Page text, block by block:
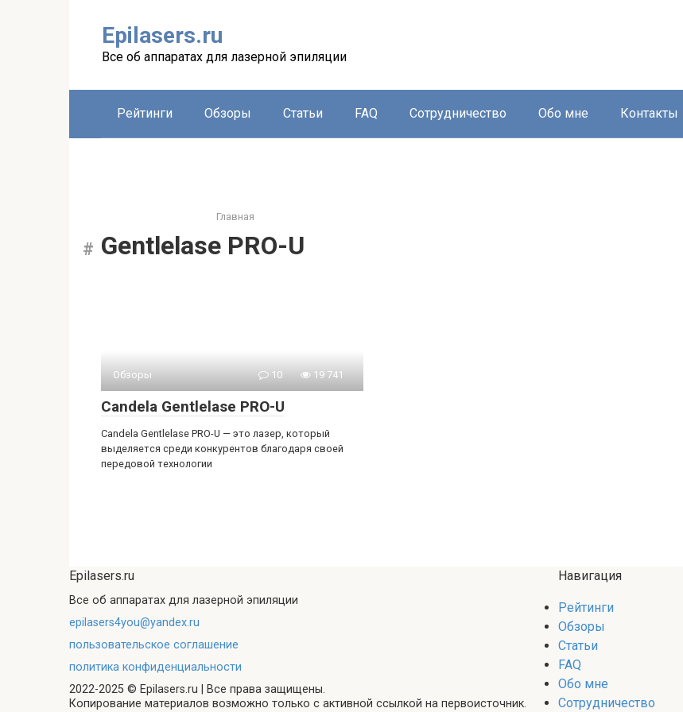
Epilasers.ru
Все об аппаратах для лазерной эпиляции
Рейтинги Обзоры Статьи FAQ Сотрудничество Обо мне Контакты
Главная
Gentlelase PRO-U
Обзоры 10 19 741
Candela Gentlelase PRO-U
Candela Gentlelase PRO-U — это лазер, который
выделяется среди конкурентов благодаря своей
передовой технологии
Epilasers.ru
Все об аппаратах для лазерной эпиляции
epilasers4you@yandex.ru
пользовательское соглашение
политика конфиденциальности
2022-2025 © Epilasers.ru | Все права защищены.
Копирование материалов возможно только с активной ссылкой на первоисточник.
Навигация
Рейтинги
Обзоры
Статьи
FAQ
Обо мне
Сотрудничество